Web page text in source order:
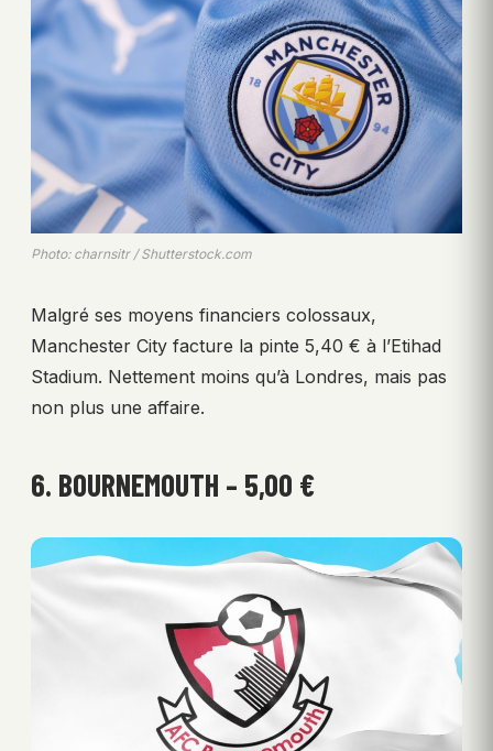
Photo: charnsitr / Shutterstock.com
Malgré ses moyens financiers colossaux,
Manchester City facture la pinte 5,40 € à l’Etihad
Stadium. Nettement moins qu’à Londres, mais pas
non plus une affaire.
6. BOURNEMOUTH – 5,00 €